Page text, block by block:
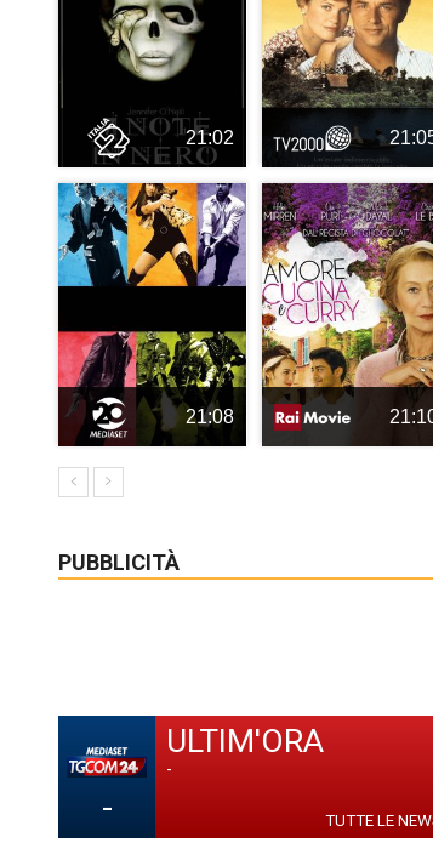
21:02
21:08
PUBBLICITÀ
-
ULTIM'ORA
-
TUTTE LE